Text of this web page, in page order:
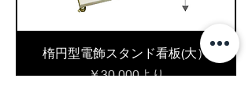
楕円型電飾スタンド看板(大）
￥30,000より
セール価格